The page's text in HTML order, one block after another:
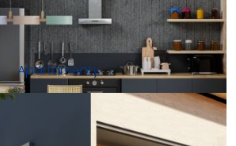
Apartamenty